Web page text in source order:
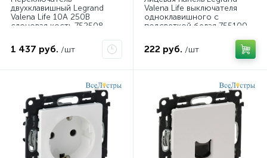
двухклавишный Legrand
Valena Life 10А 250В
слоновая кость 752508
1 437 руб. /шт
Valena Life выключателя
одноклавишного с
подсветкой белая 755100
222 руб. /шт